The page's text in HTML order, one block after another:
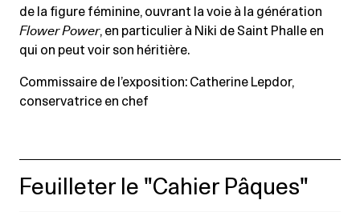
de la figure féminine, ouvrant la voie à la génération
Flower Power, en particulier à Niki de Saint Phalle en
qui on peut voir son héritière.
Commissaire de l’exposition: Catherine Lepdor,
conservatrice en chef
Feuilleter le "Cahier Pâques"